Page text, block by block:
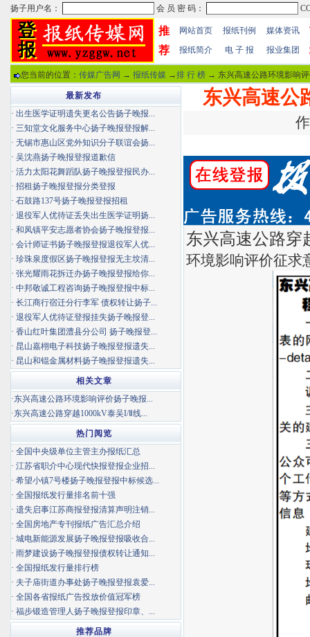
推
荐
网站首页 报纸刊例 媒体资讯
报纸简介 电 子 报 报业集团
您当前的位置： 传媒广告网 → 报纸传媒 →排 行 榜 → 东兴高速公路环境影响
东兴高速公
东兴高速公路穿
环境影响评价征求
最新发布
· 出生医学证明遗失更名公告扬子晚报...
· 三知堂文化服务中心扬子晚报登报解...
· 无锡市惠山区党外知识分子联谊会扬...
· 吴沈燕扬子晚报登报道歉信
· 活力太阳花舞蹈队扬子晚报登报民办...
· 招租扬子晚报登报分类登报
· 石鼓路137号扬子晚报登报招租
· 退役军人优待证丢失出生医学证明扬...
· 和凤镇平安志愿者协会扬子晚报登报...
· 会计师证书扬子晚报登报退役军人优...
· 珍珠泉度假区扬子晚报登报无主坟清...
· 张光耀雨花拆迁办扬子晚报登报给你...
· 中邦敬诚工程咨询扬子晚报登报中标...
· 长江商行宿迁分行李军 债权转让扬子...
· 退役军人优待证登报挂失扬子晚报登...
· 香山红叶集团澧县分公司 扬子晚报登...
· 昆山嘉栩电子科技扬子晚报登报遗失...
· 昆山和锟金属材料扬子晚报登报遗失...
相关文章
·东兴高速公路环境影响评价扬子晚报...
·东兴高速公路穿越1000kV泰吴I/Ⅱ线...
热门阅览
· 全国中央级单位主管主办报纸汇总
· 江苏省职介中心现代快报登报企业招...
· 希望小镇7号楼扬子晚报登报中标候选...
· 全国报纸发行量排名前十强
· 遗失启事江苏商报登报清算声明注销...
· 全国房地产专刊报纸广告汇总介绍
· 城电新能源发展扬子晚报登报吸收合...
· 雨梦建设扬子晚报登报债权转让通知...
· 全国报纸发行量排行榜
· 夫子庙街道办事处扬子晚报登报袁爱...
· 全国各省报纸广告投放价值冠军榜
· 福步锻造管理人扬子晚报登报印章、...
推荐品牌